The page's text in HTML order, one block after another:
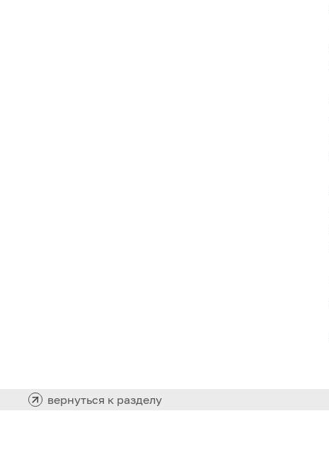
вернуться к разделу